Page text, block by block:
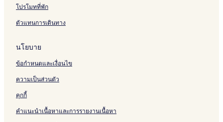
โปรโมทที่พัก
ตัวแทนการเดินทาง
นโยบาย
ข้อกำหนดและเงื่อนไข
ความเป็นส่วนตัว
คุกกี้
คำแนะนำเนื้อหาและการรายงานเนื้อหา